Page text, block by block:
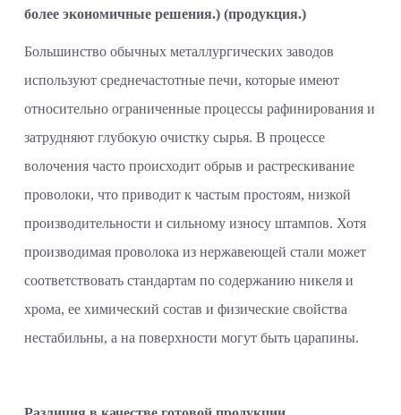
более экономичные решения.) (продукция.)
Большинство обычных металлургических заводов
используют среднечастотные печи, которые имеют
относительно ограниченные процессы рафинирования и
затрудняют глубокую очистку сырья. В процессе
волочения часто происходит обрыв и растрескивание
проволоки, что приводит к частым простоям, низкой
производительности и сильному износу штампов. Хотя
производимая проволока из нержавеющей стали может
соответствовать стандартам по содержанию никеля и
хрома, ее химический состав и физические свойства
нестабильны, а на поверхности могут быть царапины.